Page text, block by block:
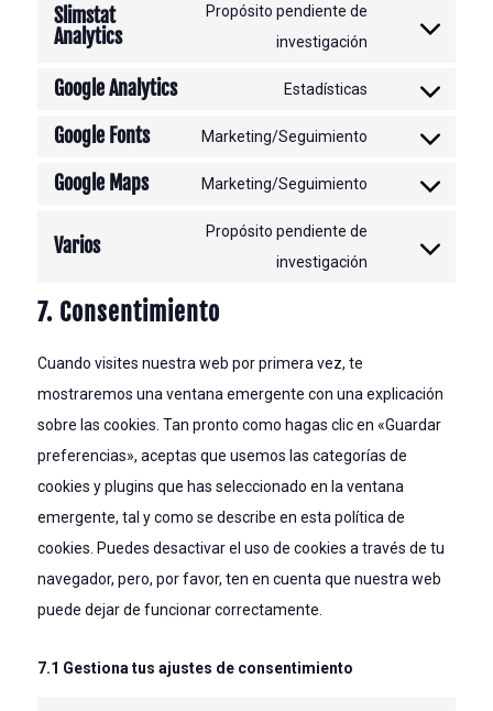
wordpress
service
Slimstat
Analytics
Propósito pendiente de
investigación
Consent
service
slimstat-
Google Analytics Estadísticas
Consent
google-
Google Fonts Marketing/Seguimiento
Consent
google-
Google Maps Marketing/Seguimiento
Consent
service
Varios
Propósito pendiente de
investigación
Consent
7. Consentimiento
Cuando visites nuestra web por primera vez, te
mostraremos una ventana emergente con una explicación
sobre las cookies. Tan pronto como hagas clic en «Guardar
preferencias», aceptas que usemos las categorías de
cookies y plugins que has seleccionado en la ventana
emergente, tal y como se describe en esta política de
cookies. Puedes desactivar el uso de cookies a través de tu
navegador, pero, por favor, ten en cuenta que nuestra web
puede dejar de funcionar correctamente.
7.1 Gestiona tus ajustes de consentimiento